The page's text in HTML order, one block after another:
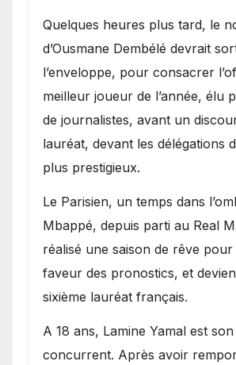
Quelques heures plus tard, le
d’Ousmane Dembélé devrait
l’enveloppe, pour consacrer
meilleur joueur de l’année, élu
de journalistes, avant un
lauréat, devant les délégations
plus prestigieux.
Le Parisien, un temps dans
Mbappé, depuis parti au Real
réalisé une saison de rêve
faveur des pronostics, et
sixième lauréat français.
A 18 ans, Lamine Yamal est
concurrent. Après avoir